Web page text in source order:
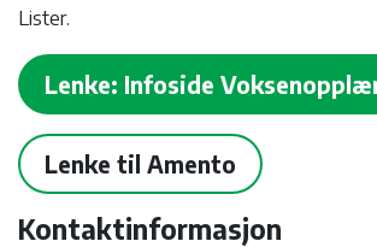
Lister.
Lenke: Infoside
Lenke til Amento
Kontaktinformasjon